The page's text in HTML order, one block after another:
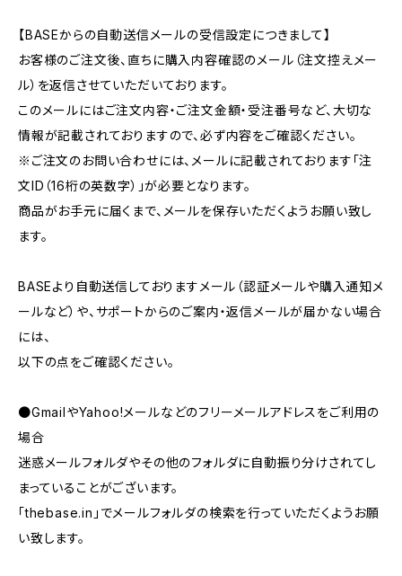
【BASEからの自動送信メールの受信設定につきまして】
お客様のご注文後、直ちに購入内容確認のメール（注文控えメー
ル）を返信させていただいております。
このメールにはご注文内容・ご注文金額・受注番号など、大切な
情報が記載されておりますので、必ず内容をご確認ください。
※ご注文のお問い合わせには、メールに記載されております「注
文ID（16桁の英数字）」が必要となります。
商品がお手元に届くまで、メールを保存いただくようお願い致し
ます。
BASEより自動送信しておりますメール（認証メールや購入通知メ
ールなど）や、サポートからのご案内・返信メールが届かない場合
には、
以下の点をご確認ください。
●GmailやYahoo!メールなどのフリーメールアドレスをご利用の
場合
迷惑メールフォルダやその他のフォルダに自動振り分けされてし
まっていることがございます。
「thebase.in」でメールフォルダの検索を行っていただくようお願
い致します。